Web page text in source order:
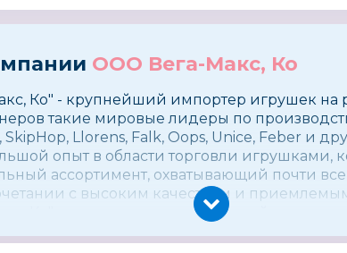
ООО Вега-Макс, Ко
Ко″ - крупнейший импортер игрушек на
такие мировые лидеры по
SkipHop, Llorens, Falk, Oops, Unice, Feber и
опыт в области торговли игрушками,
ассортимент, охватывающий почти
с высоким качеством и
Ко″ уверенно и с перспективой смотрит в